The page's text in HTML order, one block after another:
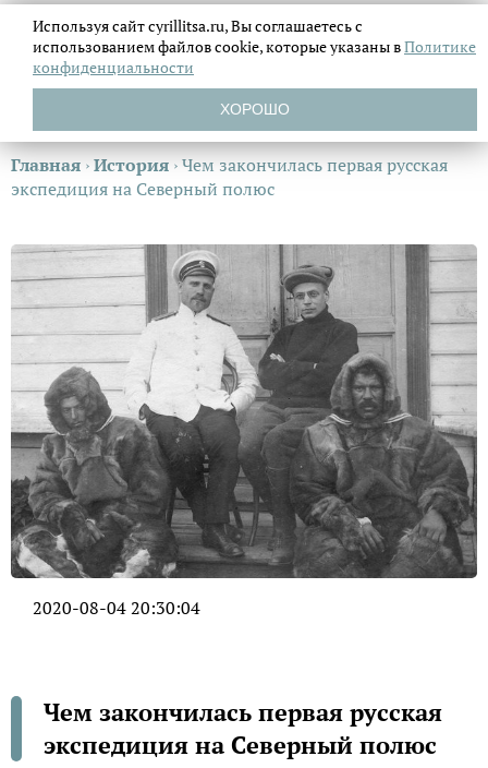
Главная ›История ›Чем закончилась первая русская
экспедиция на Северный полюс
2020-08-04 20:30:04
Чем закончилась первая русская
экспедиция на Северный полюс
Используя сайт cyrillitsa.ru, Вы соглашаетесь с
использованием файловcookie, которые указаны вПолитике
конфиденциальности
ХОРОШО